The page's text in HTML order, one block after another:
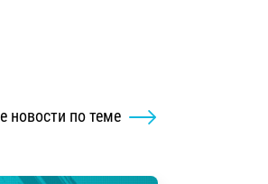
новости по теме